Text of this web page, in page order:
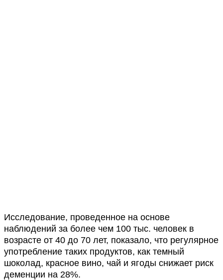
Исследование, проведенное на основе
наблюдений за более чем 100 тыс. человек в
возрасте от 40 до 70 лет, показало, что регулярное
употребление таких продуктов, как темный
шоколад, красное вино, чай и ягоды снижает риск
деменции на 28%.